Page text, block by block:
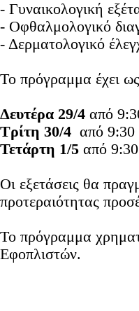
- Γυναικολογική
- Οφθαλμολογικό
- Δερματολογικό
Το πρόγραμμα έχει
Δευτέρα 29/4 από
Τρίτη 30/4 από 9:30
Τετάρτη 1/5 από
Οι εξετάσεις θα
προτεραιότητας
Το πρόγραμμα
Εφοπλιστών.